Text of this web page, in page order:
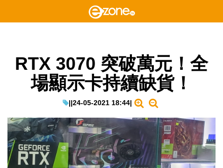
RTX 3070 突破萬元！全
場顯示卡持續缺貨！
||24-05-2021 18:44|